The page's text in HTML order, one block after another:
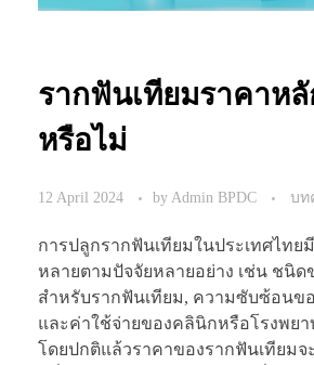
รากฟันเทียมราคาห
หรือไม่
12 April 2024 byAdmin BPDC บท
การปลูกรากฟันเทียมในประเทศไทย
หลายตามปัจจัยหลายอย่าง เช่น ชนิด
สำหรับรากฟันเทียม, ความซับซ้อนข
และค่าใช้จ่ายของคลินิกหรือโรงพย
โดยปกติแล้วราคาของรากฟันเทียมจ